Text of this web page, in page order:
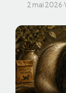
2 mai 2026·